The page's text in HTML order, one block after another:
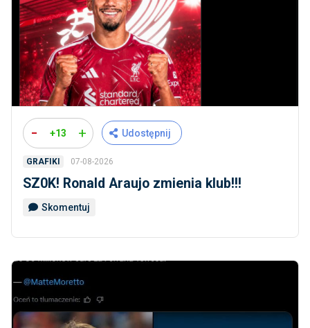
- +13 + Udostępnij
GRAFIKI 07-08-2026
SZ0K! Ronald Araujo zmienia klub!!!
Skomentuj